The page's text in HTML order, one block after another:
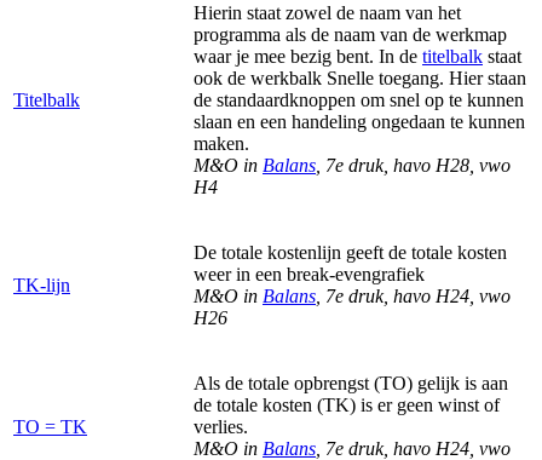
Titelbalk
Hierin staat zowel de naam van het
programma als de naam van de werkmap
waar je mee bezig bent. In de titelbalk staat
ook de werkbalk Snelle toegang. Hier staan
de standaardknoppen om snel op te kunnen
slaan en een handeling ongedaan te kunnen
maken.
M&O in Balans , 7e druk, havo H28, vwo
H4
TK-lijn
De totale kostenlijn geeft de totale kosten
weer in een break-evengrafiek
M&O in Balans , 7e druk, havo H24, vwo
H26
TO = TK
Als de totale opbrengst (TO) gelijk is aan
de totale kosten (TK) is er geen winst of
verlies.
M&O in Balans , 7e druk, havo H24, vwo